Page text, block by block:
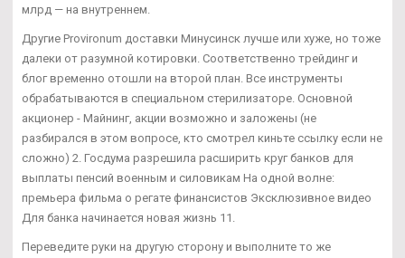
млрд — на внутреннем.
Другие Provironum доставки Минусинск лучше или хуже, но тоже
далеки от разумной котировки. Соответственно трейдинг и
блог временно отошли на второй план. Все инструменты
обрабатываются в специальном стерилизаторе. Основной
акционер - Майнинг, акции возможно и заложены (не
разбирался в этом вопросе, кто смотрел киньте ссылку если не
сложно) 2. Госдума разрешила расширить круг банков для
выплаты пенсий военным и силовикам На одной волне:
премьера фильма о регате финансистов Эксклюзивное видео
Для банка начинается новая жизнь 11.
Переведите руки на другую сторону и выполните то же